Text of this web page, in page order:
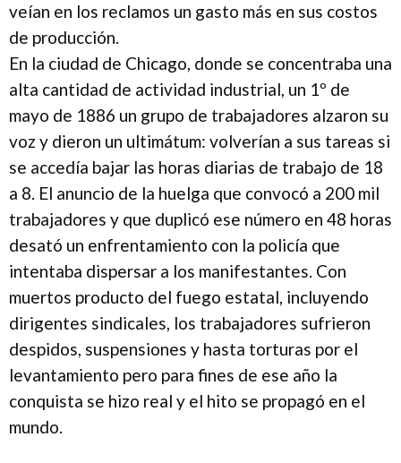
veían en los reclamos un gasto más en sus costos
de producción.
En la ciudad de Chicago, donde se concentraba una
alta cantidad de actividad industrial, un 1º de
mayo de 1886 un grupo de trabajadores alzaron su
voz y dieron un ultimátum: volverían a sus tareas si
se accedía bajar las horas diarias de trabajo de 18
a 8. El anuncio de la huelga que convocó a 200 mil
trabajadores y que duplicó ese número en 48 horas
desató un enfrentamiento con la policía que
intentaba dispersar a los manifestantes. Con
muertos producto del fuego estatal, incluyendo
dirigentes sindicales, los trabajadores sufrieron
despidos, suspensiones y hasta torturas por el
levantamiento pero para fines de ese año la
conquista se hizo real y el hito se propagó en el
mundo.